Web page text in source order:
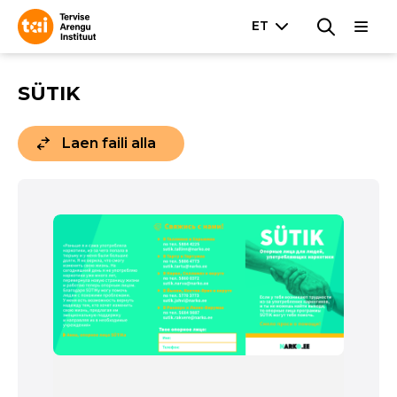
SÜTIK
Laen faili alla